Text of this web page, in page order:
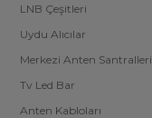
LNB Çeşitleri
Uydu Alıcılar
Merkezi Anten Santralleri
Tv Led Bar
Anten Kabloları